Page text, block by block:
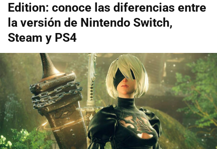
Edition: conoce las diferencias entre
la versión de Nintendo Switch,
Steam y PS4